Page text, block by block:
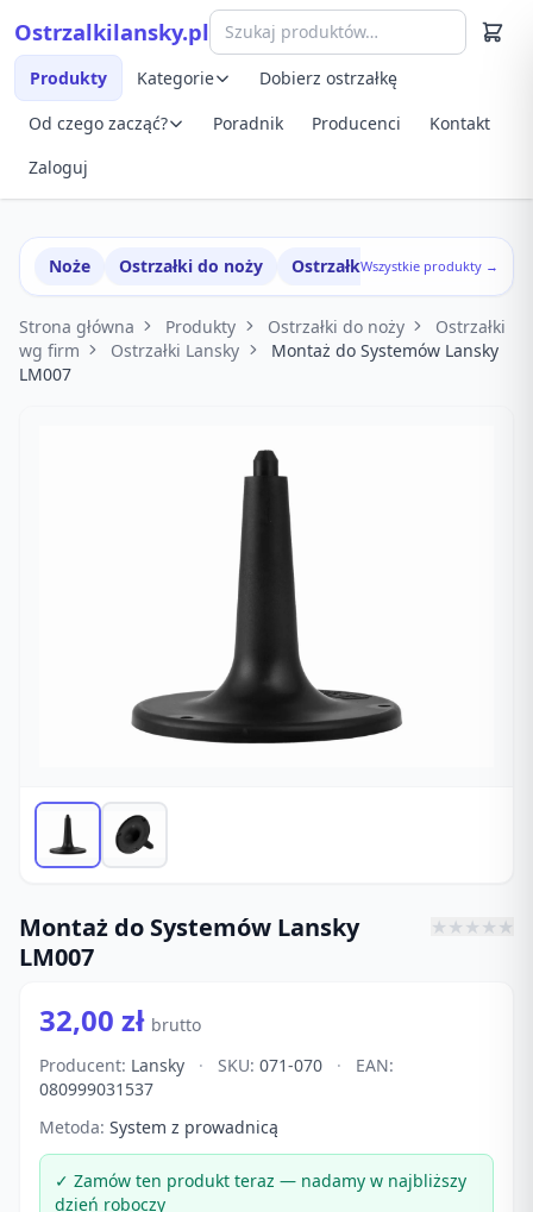
Ostrzalkilansky.pl
Produkty Kategorie
Dobierz ostrzałkę
Od czego zacząć?
Poradnik Producenci
Kontakt
Zaloguj
Noże Ostrzałki do noży Ostrzałki w zestawach
Wszystkie produkty →
Strona główna Produkty Ostrzałki do noży
Ostrzałki
wg firm
Ostrzałki Lansky
Montaż do Systemów Lansky
LM007
Montaż do Systemów Lansky
LM007
★★★★★
32,00 zł brutto
Producent: Lansky · SKU: 071-070 ·
EAN:
080999031537
Metoda: System z prowadnicą
✓ Zamów ten produkt teraz — nadamy w najbliższy
dzień roboczy
Szybki podgląd produktu